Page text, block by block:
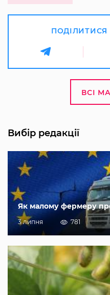
ВСІ
Вибір редакції
Як малому фермеру
3 липня 781